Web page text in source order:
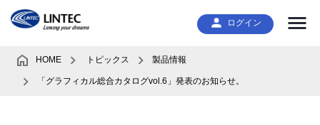
ログイン
HOME トピックス 製品情報
「グラフィカル総合カタログvol.6」発表のお知らせ。